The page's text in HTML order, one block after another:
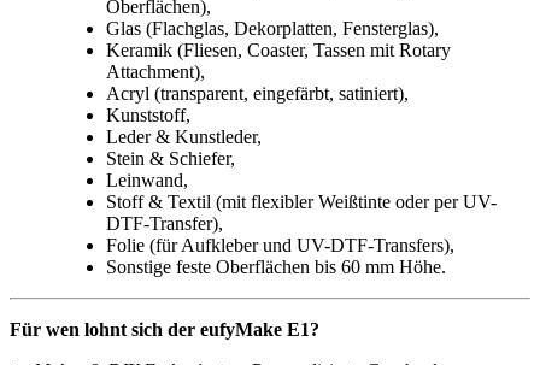
Oberflächen),
Glas (Flachglas, Dekorplatten, Fensterglas),
Keramik (Fliesen, Coaster, Tassen mit Rotary
Attachment),
Acryl (transparent, eingefärbt, satiniert),
Kunststoff,
Leder & Kunstleder,
Stein & Schiefer,
Leinwand,
Stoff & Textil (mit flexibler Weißtinte oder per UV-
DTF-Transfer),
Folie (für Aufkleber und UV-DTF-Transfers),
Sonstige feste Oberflächen bis 60 mm Höhe.
Für wen lohnt sich der eufyMake E1?